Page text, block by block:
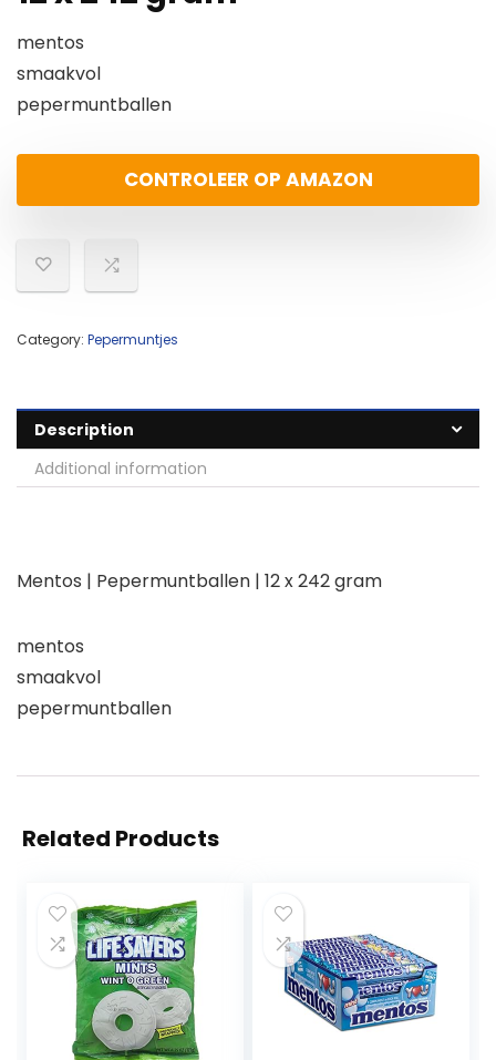
mentos
smaakvol
pepermuntballen
CONTROLEER OP AMAZON
Category: Pepermuntjes
Description
Additional information
Mentos | Pepermuntballen | 12 x 242 gram
mentos
smaakvol
pepermuntballen
Related Products